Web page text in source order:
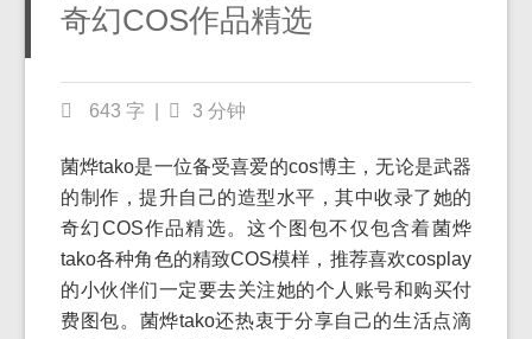
奇幻COS作品精选
643 字 3 分钟
菌烨tako是一位备受喜爱的cos博主，无论是武器
的制作，提升自己的造型水平，其中收录了她的
奇幻COS作品精选。这个图包不仅包含着菌烨
tako各种角色的精致COS模样，推荐喜欢cosplay
的小伙伴们一定要去关注她的个人账号和购买付
费图包。菌烨tako还热衷于分享自己的生活点滴